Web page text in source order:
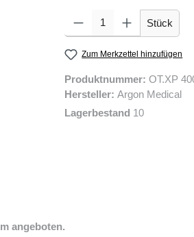
Produkt Anzahl: Gib den
Stück
Zum Merkzettel hinzufügen
Produktnummer: OT.XP
Hersteller: Argon Medical
Lagerbestand 10
angeboten.